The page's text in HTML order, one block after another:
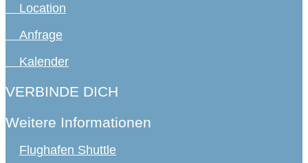
Location
Anfrage
Kalender
VERBINDE DICH
Weitere Informationen
Flughafen Shuttle